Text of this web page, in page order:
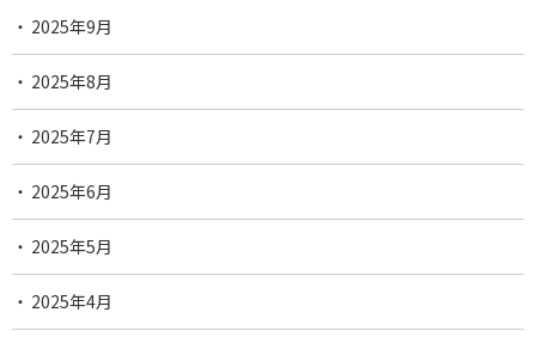
2025年9月
2025年8月
2025年7月
2025年6月
2025年5月
2025年4月